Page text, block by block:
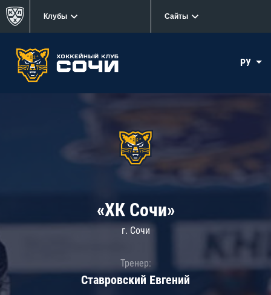
Клубы Сайты
РУ
«ХК Сочи»
г. Сочи
Тренер:
Ставровский Евгений